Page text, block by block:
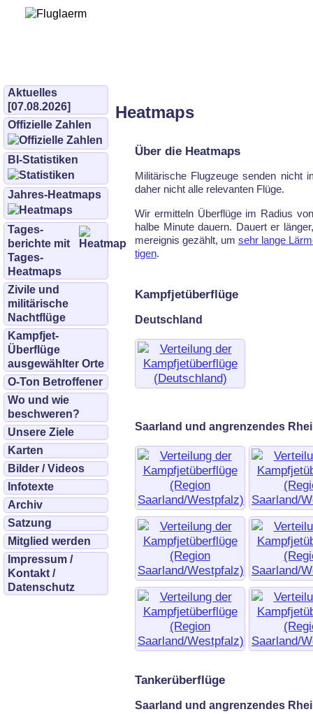
Aktuelles
[07.08.2026]
Offizielle Zahlen
BI-Statistiken
Jahres-Heatmaps
Tages­
berichte mit
Tages-
Heatmaps
Zivile und
militärische
Nachtflüge
Kampfjet-
Überflüge
ausgewählter Orte
O-Ton Betroffener
Wo und wie
beschweren?
Unsere Ziele
Karten
Bilder / Videos
Infotexte
Archiv
Satzung
Mitglied werden
Impressum /
Kontakt /
Datenschutz
Heatmaps
Über die Heatmaps
Mi­li­tä­ri­sche Flug­zeu­ge sen­den nicht
da­her nicht al­le re­le­van­ten Flü­ge.
Wir er­mit­teln Über­flü­ge im Ra­di­us
hal­be Mi­nu­te dau­ern. Dau­ert er
mer­eig­nis ge­zählt, um sehr lan­ge
ti­gen.
Kampfjetüberflüge
Deutschland
Saarland und angrenzendes
Tankerüberflüge
Saarland und angrenzendes